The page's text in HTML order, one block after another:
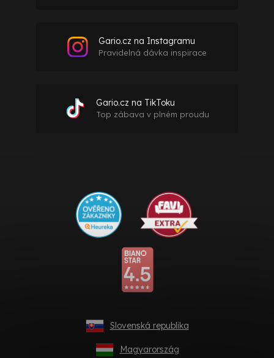
Gario.cz na Instagramu
Pravidelná dávka inspirace
Gario.cz na TikToku
Top zábava v plném proudu
Slovenská republika
Magyarország